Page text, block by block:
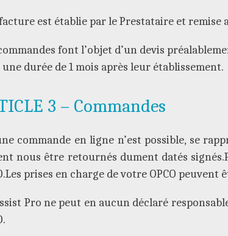
est établie par le Prestataire et remise
font l’objet d’un devis
durée de 1 mois après leur établissement.
3 – Commandes
commande en ligne n’est possible, se
nous être retournés dument datés
prises en charge de votre OPCO
Pro ne peut en aucun déclaré